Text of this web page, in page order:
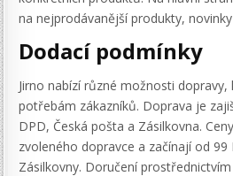
na nejprodávanější produkty,
Dodací podmínky
Jirno nabízí různé možnosti
potřebám zákazníků. Doprava je
DPD, Česká pošta a Zásilkovna.
zvoleného dopravce a začínají od 99
Zásilkovny. Doručení